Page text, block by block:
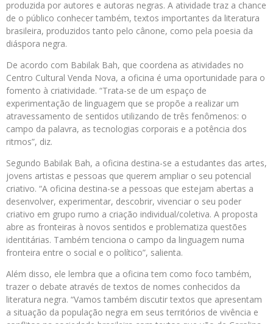
produzida por autores e autoras negras. A atividade traz a chance
de o público conhecer também, textos importantes da literatura
brasileira, produzidos tanto pelo cânone, como pela poesia da
diáspora negra.
De acordo com Babilak Bah, que coordena as atividades no
Centro Cultural Venda Nova, a oficina é uma oportunidade para o
fomento à criatividade. “Trata-se de um espaço de
experimentação de linguagem que se propõe a realizar um
atravessamento de sentidos utilizando de três fenômenos: o
campo da palavra, as tecnologias corporais e a potência dos
ritmos”, diz.
Segundo Babilak Bah, a oficina destina-se a estudantes das artes,
jovens artistas e pessoas que querem ampliar o seu potencial
criativo. “A oficina destina-se a pessoas que estejam abertas a
desenvolver, experimentar, descobrir, vivenciar o seu poder
criativo em grupo rumo a criação individual/coletiva. A proposta
abre as fronteiras à novos sentidos e problematiza questões
identitárias. Também tenciona o campo da linguagem numa
fronteira entre o social e o político”, salienta.
Além disso, ele lembra que a oficina tem como foco também,
trazer o debate através de textos de nomes conhecidos da
literatura negra. “Vamos também discutir textos que apresentam
a situação da população negra em seus territórios de vivência e